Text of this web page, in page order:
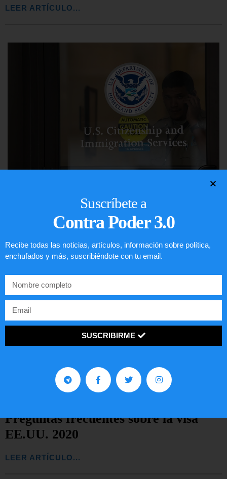
LEER ARTÍCULO...
Preguntas frecuentes sobre la visa
EE.UU. 2020
LEER ARTÍCULO...
Suscríbete a
Contra Poder 3.0
Recibe todas las noticias, artículos, información sobre política,
enchufados y más, suscribiéndote con tu email.
SUSCRIBIRME